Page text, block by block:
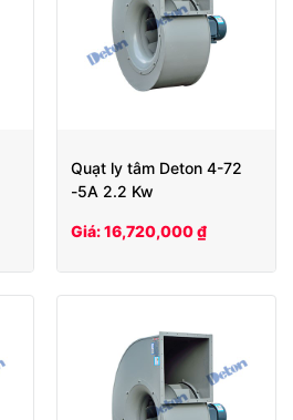
Quạt ly tâm Deton 4-72
-5A 2.2 Kw
Giá: 16,720,000 ₫